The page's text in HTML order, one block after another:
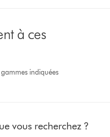
à ces
indiquées
vous recherchez ?